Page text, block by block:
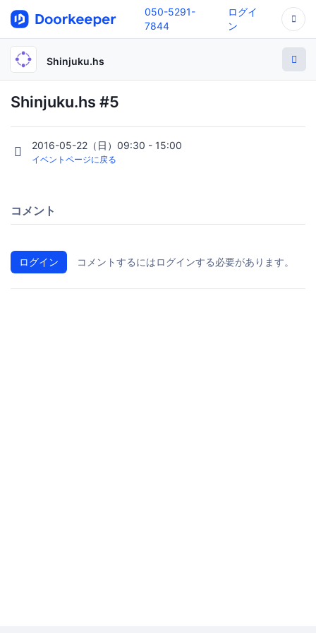
050-5291-
7844
ログイ
ン
Shinjuku.hs
Shinjuku.hs #5
2016-05-22（日）09:30 - 15:00
イベントページに戻る
コメント
ログイン コメントするにはログインする必要があります。